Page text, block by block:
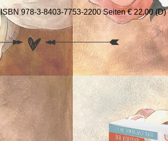
ISBN 978-3-8403-7753-2200 Seiten € 22,00 (D)